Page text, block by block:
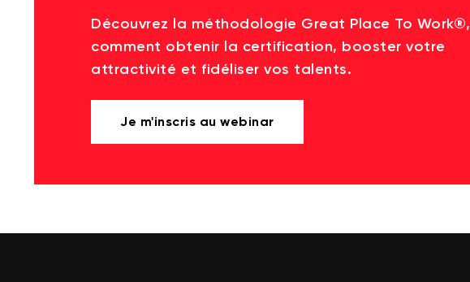
Découvrez la méthodologie Great Place To Work®,
comment obtenir la certification, booster votre
attractivité et fidéliser vos talents.
Je m'inscris au webinar